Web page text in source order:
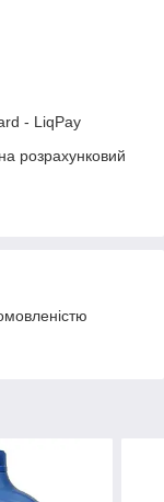
- LiqPay
розрахунковий